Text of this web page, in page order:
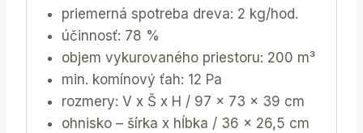
priemerná spotreba dreva: 2 kg/hod.
účinnosť: 78 %
objem vykurovaného priestoru: 200 m³
min. komínový ťah: 12 Pa
rozmery: V x Š x H / 97 x 73 x 39 cm
ohnisko – šírka x hĺbka / 36 x 26,5 cm